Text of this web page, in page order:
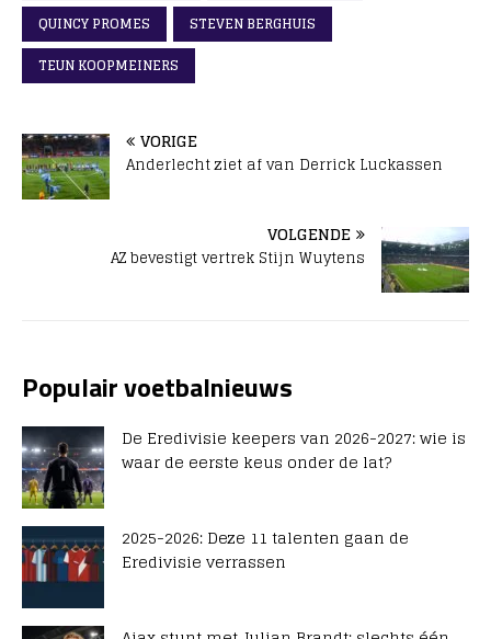
QUINCY PROMES
STEVEN BERGHUIS
TEUN KOOPMEINERS
VORIGE
Anderlecht ziet af van Derrick Luckassen
VOLGENDE
AZ bevestigt vertrek Stijn Wuytens
Populair voetbalnieuws
De Eredivisie keepers van 2026-2027: wie is
waar de eerste keus onder de lat?
2025-2026: Deze 11 talenten gaan de
Eredivisie verrassen